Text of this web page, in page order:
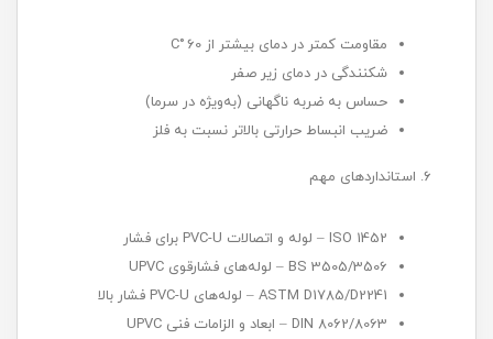
مقاومت کمتر در دمای بیشتر از 60 °C
شکنندگی در دمای زیر صفر
حساس به ضربه ناگهانی (به‌ویژه در سرما)
ضریب انبساط حرارتی بالاتر نسبت به فلز
۶. استانداردهای مهم
ISO 1452 – لوله و اتصالات PVC-U برای فشار
BS 3505/3506 – لوله‌های فشارقوی UPVC
ASTM D1785/D2241 – لوله‌های PVC-U فشار بالا
DIN 8062/8063 – ابعاد و الزامات فنی UPVC